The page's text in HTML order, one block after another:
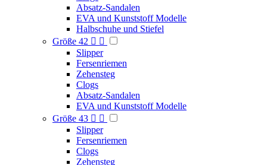
Absatz-Sandalen
EVA und Kunststoff Modelle
Halbschuhe und Stiefel
Größe 42  
Slipper
Fersenriemen
Zehensteg
Clogs
Absatz-Sandalen
EVA und Kunststoff Modelle
Größe 43  
Slipper
Fersenriemen
Clogs
Zehensteg